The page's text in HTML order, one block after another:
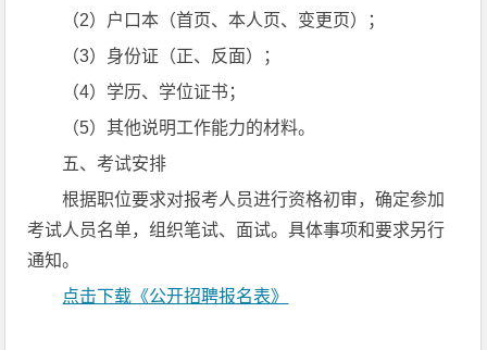
（2）户口本（首页、本人页、变更页）；
（3）身份证（正、反面）；
（4）学历、学位证书；
（5）其他说明工作能力的材料。
五、考试安排
根据职位要求对报考人员进行资格初审，确定参加
考试人员名单，组织笔试、面试。具体事项和要求另行
通知。
点击下载《公开招聘报名表》